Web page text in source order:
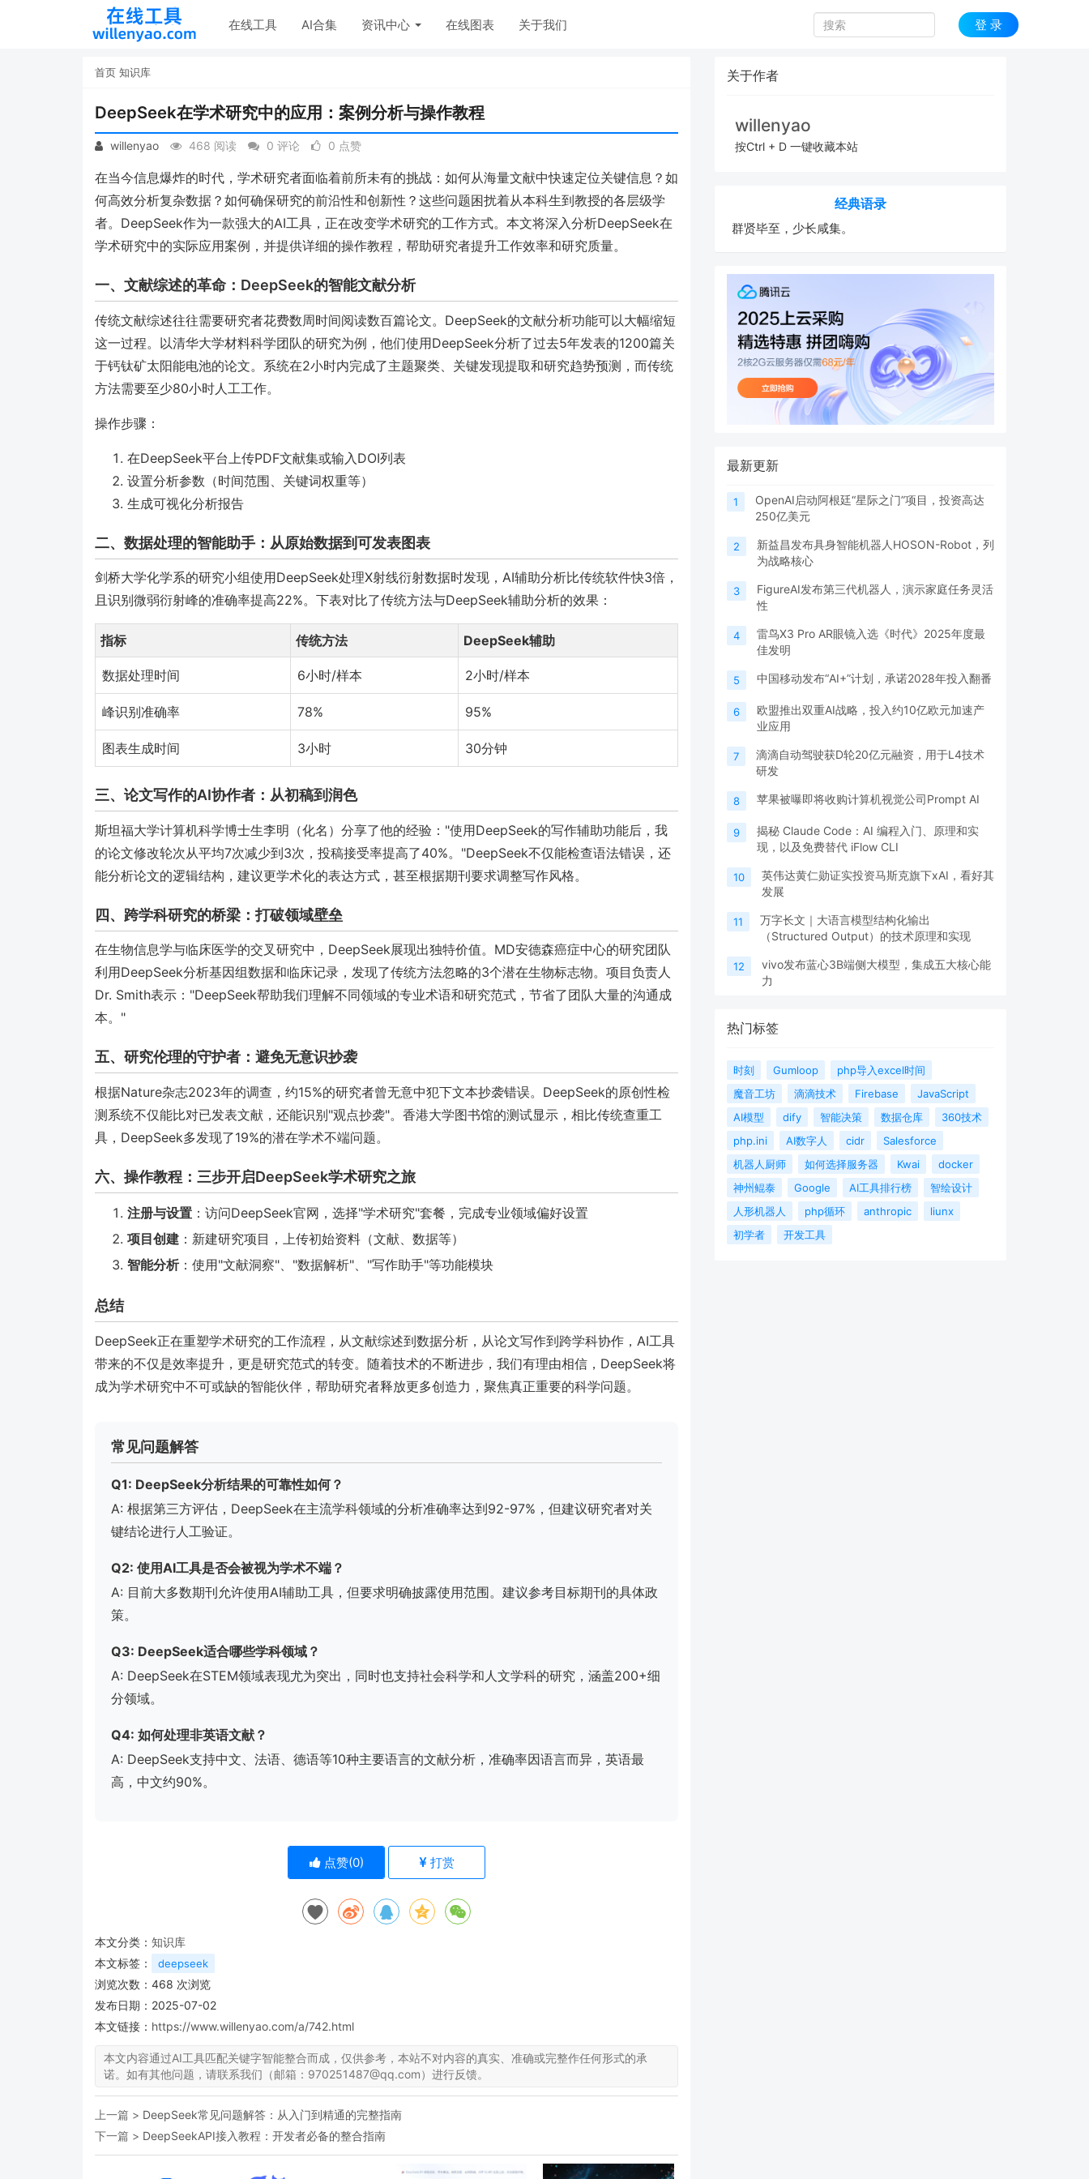
登 录
在线工具 AI合集 资讯中心 在线图表 关于我们
首页 知识库
DeepSeek在学术研究中的应用：案例分析与操作教程
willenyao 468 阅读 0 评论 0 点赞
在当今信息爆炸的时代，学术研究者面临着前所未有的挑战：如何从海量文献中快速定位关键信息？如
何高效分析复杂数据？如何确保研究的前沿性和创新性？这些问题困扰着从本科生到教授的各层级学
者。DeepSeek作为一款强大的AI工具，正在改变学术研究的工作方式。本文将深入分析DeepSeek在
学术研究中的实际应用案例，并提供详细的操作教程，帮助研究者提升工作效率和研究质量。
一、文献综述的革命：DeepSeek的智能文献分析
传统文献综述往往需要研究者花费数周时间阅读数百篇论文。DeepSeek的文献分析功能可以大幅缩短
这一过程。以清华大学材料科学团队的研究为例，他们使用DeepSeek分析了过去5年发表的1200篇关
于钙钛矿太阳能电池的论文。系统在2小时内完成了主题聚类、关键发现提取和研究趋势预测，而传统
方法需要至少80小时人工工作。
操作步骤：
在DeepSeek平台上传PDF文献集或输入DOI列表
设置分析参数（时间范围、关键词权重等）
生成可视化分析报告
二、数据处理的智能助手：从原始数据到可发表图表
剑桥大学化学系的研究小组使用DeepSeek处理X射线衍射数据时发现，AI辅助分析比传统软件快3倍，
且识别微弱衍射峰的准确率提高22%。下表对比了传统方法与DeepSeek辅助分析的效果：
指标 传统方法 DeepSeek辅助
数据处理时间 6小时/样本 2小时/样本
峰识别准确率 78% 95%
图表生成时间 3小时 30分钟
三、论文写作的AI协作者：从初稿到润色
斯坦福大学计算机科学博士生李明（化名）分享了他的经验："使用DeepSeek的写作辅助功能后，我
的论文修改轮次从平均7次减少到3次，投稿接受率提高了40%。"DeepSeek不仅能检查语法错误，还
能分析论文的逻辑结构，建议更学术化的表达方式，甚至根据期刊要求调整写作风格。
四、跨学科研究的桥梁：打破领域壁垒
在生物信息学与临床医学的交叉研究中，DeepSeek展现出独特价值。MD安德森癌症中心的研究团队
利用DeepSeek分析基因组数据和临床记录，发现了传统方法忽略的3个潜在生物标志物。项目负责人
Dr. Smith表示："DeepSeek帮助我们理解不同领域的专业术语和研究范式，节省了团队大量的沟通成
本。"
五、研究伦理的守护者：避免无意识抄袭
根据Nature杂志2023年的调查，约15%的研究者曾无意中犯下文本抄袭错误。DeepSeek的原创性检
测系统不仅能比对已发表文献，还能识别"观点抄袭"。香港大学图书馆的测试显示，相比传统查重工
具，DeepSeek多发现了19%的潜在学术不端问题。
六、操作教程：三步开启DeepSeek学术研究之旅
注册与设置 ：访问DeepSeek官网，选择"学术研究"套餐，完成专业领域偏好设置
项目创建 ：新建研究项目，上传初始资料（文献、数据等）
智能分析：使用"文献洞察"、"数据解析"、"写作助手"等功能模块
总结
DeepSeek正在重塑学术研究的工作流程，从文献综述到数据分析，从论文写作到跨学科协作，AI工具
带来的不仅是效率提升，更是研究范式的转变。随着技术的不断进步，我们有理由相信，DeepSeek将
成为学术研究中不可或缺的智能伙伴，帮助研究者释放更多创造力，聚焦真正重要的科学问题。
常见问题解答
Q1: DeepSeek分析结果的可靠性如何？
A: 根据第三方评估，DeepSeek在主流学科领域的分析准确率达到92-97%，但建议研究者对关
键结论进行人工验证。
Q2: 使用AI工具是否会被视为学术不端？
A: 目前大多数期刊允许使用AI辅助工具，但要求明确披露使用范围。建议参考目标期刊的具体政
策。
Q3: DeepSeek适合哪些学科领域？
A: DeepSeek在STEM领域表现尤为突出，同时也支持社会科学和人文学科的研究，涵盖200+细
分领域。
Q4: 如何处理非英语文献？
A: DeepSeek支持中文、法语、德语等10种主要语言的文献分析，准确率因语言而异，英语最
高，中文约90%。
点赞(0) 打赏
本文分类： 知识库
本文标签：
deepseek
浏览次数： 468 次浏览
发布日期：2025-07-02
本文链接： https://www.willenyao.com/a/742.html
本文内容通过AI工具匹配关键字智能整合而成，仅供参考，本站不对内容的真实、准确或完整作任何形式的承
诺。如有其他问题，请联系我们（邮箱：970251487@qq.com）进行反馈。
上一篇 > DeepSeek常见问题解答：从入门到精通的完整指南
下一篇 > DeepSeekAPI接入教程：开发者必备的整合指南
关于作者
willenyao
按Ctrl + D 一键收藏本站
经典语录
群贤毕至，少长咸集。
最新更新
1
OpenAI启动阿根廷“星际之门”项目，投资高达
250亿美元
2
新益昌发布具身智能机器人HOSON-Robot，列
为战略核心
3
FigureAI发布第三代机器人，演示家庭任务灵活
性
4
雷鸟X3 Pro AR眼镜入选《时代》2025年度最
佳发明
5 中国移动发布“AI+”计划，承诺2028年投入翻番
6
欧盟推出双重AI战略，投入约10亿欧元加速产
业应用
7
滴滴自动驾驶获D轮20亿元融资，用于L4技术
研发
8 苹果被曝即将收购计算机视觉公司Prompt AI
9
揭秘 Claude Code：AI 编程入门、原理和实
现，以及免费替代 iFlow CLI
10
英伟达黄仁勋证实投资马斯克旗下xAI，看好其
发展
11
万字长文｜大语言模型结构化输出
（Structured Output）的技术原理和实现
12
vivo发布蓝心3B端侧大模型，集成五大核心能
力
热门标签
时刻 Gumloop
php导入excel时间
魔音工坊
滴滴技术 Firebase
JavaScript
AI模型
dify 智能决策 数据仓库
360技术
php.ini
AI数字人 cidr
Salesforce
机器人厨师
如何选择服务器 Kwai
docker
神州鲲泰
Google AI工具排行榜
智绘设计
人形机器人
php循环 anthropic
liunx
初学者
开发工具